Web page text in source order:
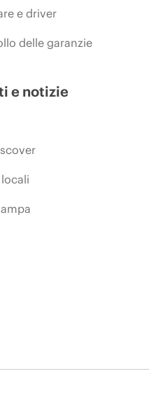
e driver
delle garanzie
e notizie